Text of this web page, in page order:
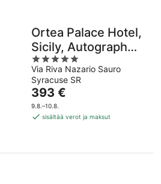
Ortea Palace Hotel,
Sicily, Autograph
Collection
5
out
of
5
Via Riva Nazario Sauro
Syracuse SR
Hinta
on
393 €
393 €
9.8.–10.8.
sisältää verot ja maksut